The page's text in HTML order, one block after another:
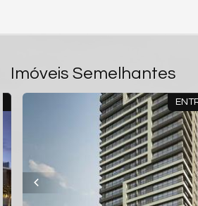
Imóveis Semelhantes